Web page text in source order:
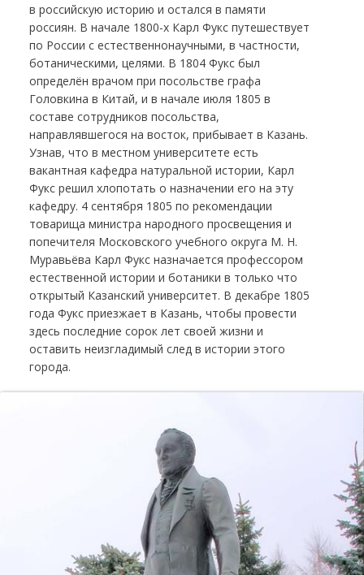
в российскую историю и остался в памяти
россиян. В начале 1800-х Карл Фукс путешествует
по России с естественнонаучными, в частности,
ботаническими, целями. В 1804 Фукс был
определён врачом при посольстве графа
Головкина в Китай, и в начале июля 1805 в
составе сотрудников посольства,
направлявшегося на восток, прибывает в Казань.
Узнав, что в местном университете есть
вакантная кафедра натуральной истории, Карл
Фукс решил хлопотать о назначении его на эту
кафедру. 4 сентября 1805 по рекомендации
товарища министра народного просвещения и
попечителя Московского учебного округа М. Н.
Муравьёва Карл Фукс назначается профессором
естественной истории и ботаники в только что
открытый Казанский университет. В декабре 1805
года Фукс приезжает в Казань, чтобы провести
здесь последние сорок лет своей жизни и
оставить неизгладимый след в истории этого
города.